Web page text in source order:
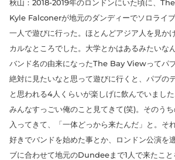
秋山：2018-2019年のロンドンにいた頃に、
Kyle Falconerが地元のダンディーでソロライ
一人で遊びに行った。ほとんどアジア人を見か
カルなところでした。大学とかはあるみたい
バンド名の由来になったThe Bay Viewってパ
絶対に見たいなと思って遊びに行くと、パブの
と思われる4人くらいが楽しげに飲んでいまし
みんなすっごい俺のこと見てきて(笑)。そのう
入ってきて、「一体どっから来たんだ」と。
好きでバンドを始めた事とか、ロンドン公演を
ブに合わせて地元のDundeeまで1人で来たこ